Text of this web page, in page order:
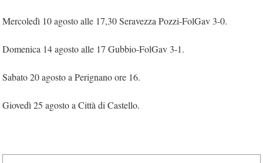
Mercoledì 10 agosto alle 17,30 Seravezza Pozzi-FolGav 3-0.
Domenica 14 agosto alle 17 Gubbio-FolGav 3-1.
Sabato 20 agosto a Perignano ore 16.
Giovedì 25 agosto a Città di Castello.